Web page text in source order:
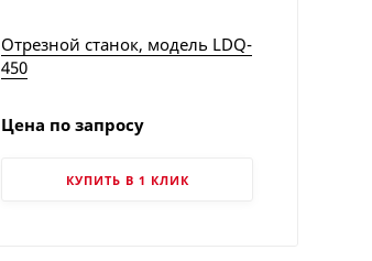
Отрезной станок, модель LDQ-
450
Цена по запросу
КУПИТЬ В 1 КЛИК